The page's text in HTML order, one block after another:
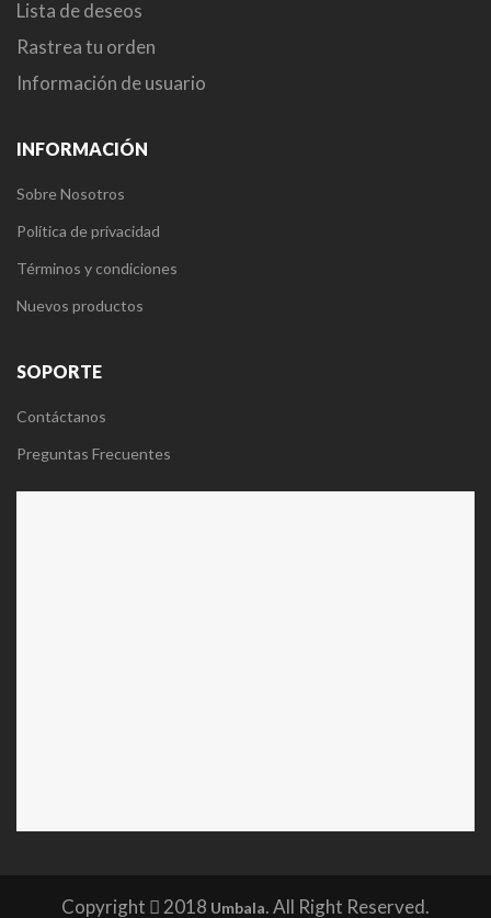
Lista de deseos
Rastrea tu orden
Información de usuario
INFORMACIÓN
Sobre Nosotros
Política de privacidad
Términos y condiciones
Nuevos productos
SOPORTE
Contáctanos
Preguntas Frecuentes
Copyright 2018 Umbala. All Right Reserved.